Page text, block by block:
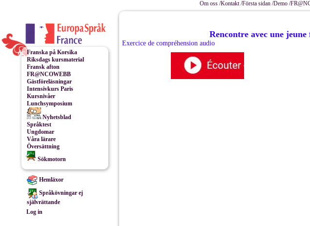
Om oss /Kontakt /Första sidan /Demo /
Franska på Korsika
Riksdags kursmaterial
Fransk afton
FR@NCOWEBB
Gästföreläsningar
Intensivkurs Paris
Kursnivåer
Lunchsymposium
Nyhetsblad
Språktest
Ungdomar
Våra lärare
Översättning
Sökmotorn
Hemläxor
Språkövningar ej
självrättande
Log in
Rencontre avec une jeune
Exercice de compréhension audio